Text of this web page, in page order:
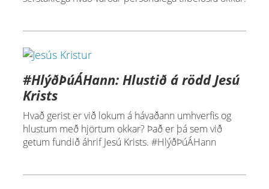
#HlýðÞúÁHann: Hlustið á rödd Jesú
Krists
Hvað gerist er við lokum á hávaðann umhverfis og
hlustum með hjörtum okkar? Það er þá sem við
getum fundið áhrif Jesú Krists. #HlýðÞúÁHann